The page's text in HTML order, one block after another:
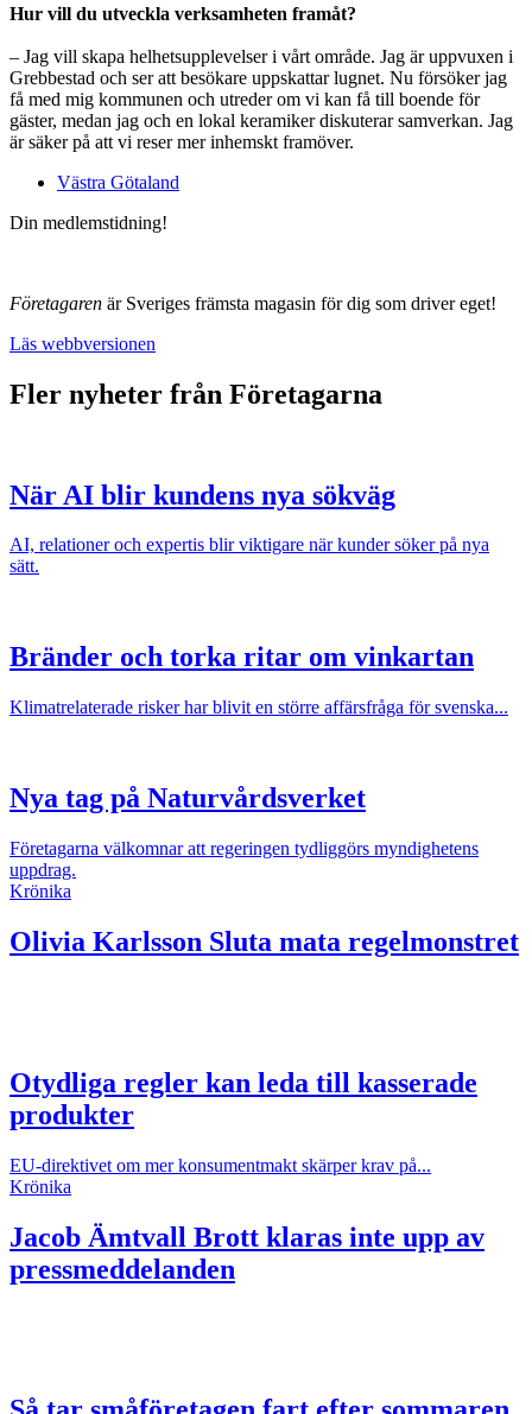
Hur vill du utveckla verksamheten framåt?
– Jag vill skapa helhetsupplevelser i vårt område. Jag är uppvuxen i
Grebbestad och ser att besökare uppskattar lugnet. Nu försöker jag
få med mig kommunen och utreder om vi kan få till boende för
gäster, medan jag och en lokal keramiker diskuterar samverkan. Jag
är säker på att vi reser mer inhemskt framöver.
Västra Götaland
Din medlemstidning!
Företagaren är Sveriges främsta magasin för dig som driver eget!
Läs webbversionen
Fler nyheter från Företagarna
När AI blir kundens nya sökväg
AI, relationer och expertis blir viktigare när kunder söker på nya
sätt.
Bränder och torka ritar om vinkartan
Klimatrelaterade risker har blivit en större affärsfråga för svenska...
Nya tag på Naturvårdsverket
Företagarna välkomnar att regeringen tydliggörs myndighetens
uppdrag.
Krönika
Olivia Karlsson Sluta mata regelmonstret
Otydliga regler kan leda till kasserade
produkter
EU-direktivet om mer konsumentmakt skärper krav på...
Krönika
Jacob Ämtvall Brott klaras inte upp av
pressmeddelanden